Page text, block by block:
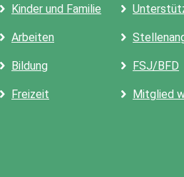
Kinder und Familie
Arbeiten
Bildung
Freizeit
FSJ/BFD
Mitglied